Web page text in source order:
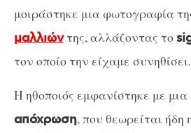
μοιράστηκε μια φωτογραφία
μαλλιώντης, αλλάζοντας το
τον οποίο την είχαμε συνηθίσει.
Η ηθοποιός εμφανίστηκε με μια
απόχρωση, που θεωρείται ήδη